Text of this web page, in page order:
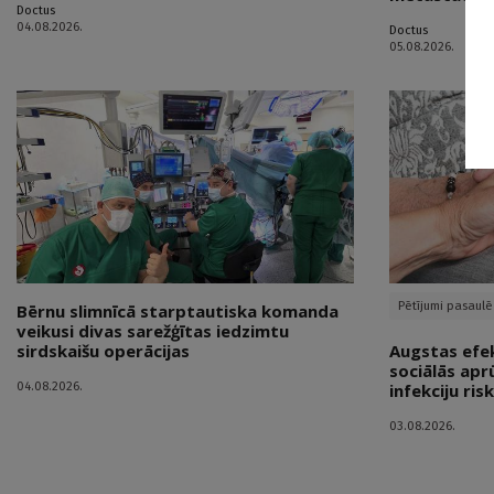
Doctus
04.08.2026.
Doctus
05.08.2026.
Bērnu slimnīcā starptautiska komanda
veikusi divas sarežģītas iedzimtu
sirdskaišu operācijas
04.08.2026.
Pētījumi pasaulē
Augstas
sociālās
infekciju
03.08.2026.